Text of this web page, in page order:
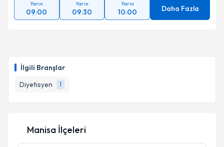
İlgili Branşlar
Diyetisyen
1
Yarın
09:00
Yarın
09:30
Yarın
10:00 Daha Fazla
Manisa İlçeleri